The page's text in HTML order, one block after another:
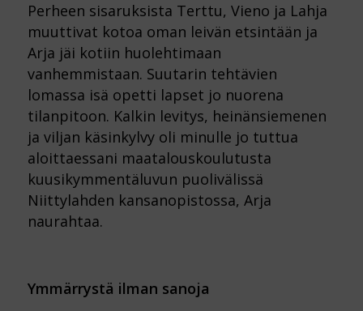
Perheen sisaruksista Terttu, Vieno ja Lahja
muuttivat kotoa oman leivän etsintään ja
Arja jäi kotiin huolehtimaan
vanhemmistaan. Suutarin tehtävien
lomassa isä opetti lapset jo nuorena
tilanpitoon. Kalkin levitys, heinänsiemenen
ja viljan käsinkylvy oli minulle jo tuttua
aloittaessani maatalouskoulutusta
kuusikymmentäluvun puolivälissä
Niittylahden kansanopistossa, Arja
naurahtaa.
Ymmärrystä ilman sanoja